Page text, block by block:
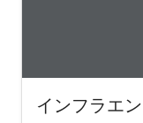
インフラエ